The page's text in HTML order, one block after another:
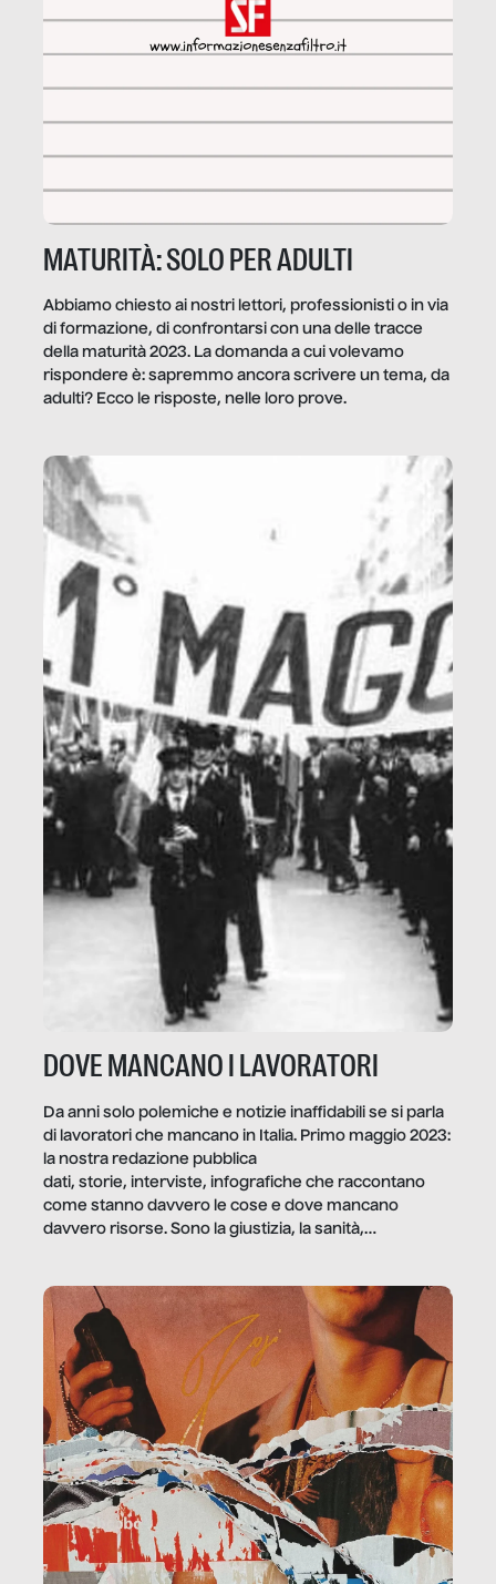
MATURITÀ: SOLO PER ADULTI
Abbiamo chiesto ai nostri lettori, professionisti o in via
di formazione, di confrontarsi con una delle tracce
della maturità 2023. La domanda a cui volevamo
rispondere è: sapremmo ancora scrivere un tema, da
adulti? Ecco le risposte, nelle loro prove.
DOVE MANCANO I LAVORATORI
Da anni solo polemiche e notizie inaffidabili se si parla
di lavoratori che mancano in Italia. Primo maggio 2023:
la nostra redazione pubblica
dati, storie, interviste, infografiche che raccontano
come stanno davvero le cose e dove mancano
davvero risorse. Sono la giustizia, la sanità,